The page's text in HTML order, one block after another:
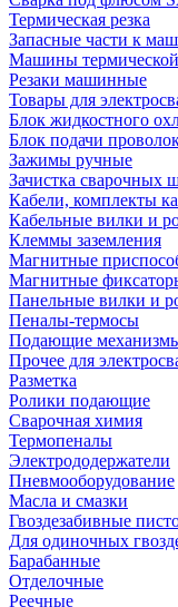
Термическая резка
Запасные части к
Машины термической
Резаки машинные
Товары для
Блок жидкостного
Блок подачи
Зажимы ручные
Зачистка сварочных
Кабели, комплекты
Кабельные вилки и
Клеммы заземления
Магнитные
Магнитные
Панельные вилки и
Пеналы-термосы
Подающие
Прочее для
Разметка
Ролики подающие
Сварочная химия
Термопеналы
Электрододержатели
Пневмооборудование
Масла и смазки
Гвоздезабивные
Для одиночных
Барабанные
Отделочные
Реечные